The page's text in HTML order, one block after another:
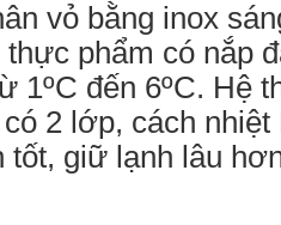
vỏ bằng inox
phẩm có nắp
đến 6ºC. Hệ
2 lớp, cách nhiệt
tốt, giữ lạnh lâu